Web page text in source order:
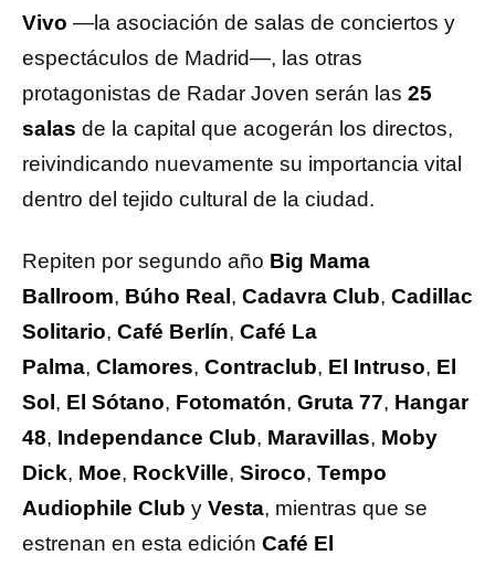
Vivo —la asociación de salas de conciertos y
espectáculos de Madrid—, las otras
protagonistas de Radar Joven serán las 25
salas de la capital que acogerán los directos,
reivindicando nuevamente su importancia vital
dentro del tejido cultural de la ciudad.
Repiten por segundo año Big Mama
Ballroom, Búho Real , Cadavra Club, Cadillac
Solitario, Café Berlín, Café La
Palma, Clamores, Contraclub, El Intruso, El
Sol , El Sótano, Fotomatón, Gruta 77, Hangar
48, Independance Club, Maravillas, Moby
Dick, Moe, RockVille, Siroco, Tempo
Audiophile Club y Vesta, mientras que se
estrenan en esta edición Café El